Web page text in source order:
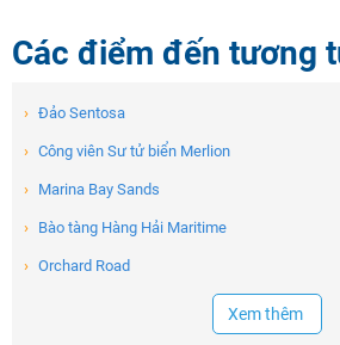
Các điểm đến tương
› Đảo Sentosa
› Công viên Sư tử biển Merlion
› Marina Bay Sands
› Bào tàng Hàng Hải Maritime
› Orchard Road
Xem thêm